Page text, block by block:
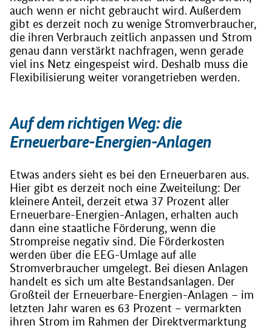
auch wenn er nicht gebraucht wird. Außerdem
gibt es derzeit noch zu wenige Stromverbraucher,
die ihren Verbrauch zeitlich anpassen und Strom
genau dann verstärkt nachfragen, wenn gerade
viel ins Netz eingespeist wird. Deshalb muss die
Flexibilisierung weiter vorangetrieben werden.
Auf dem richtigen Weg: die
Erneuerbare-Energien-Anlagen
Etwas anders sieht es bei den Erneuerbaren aus.
Hier gibt es derzeit noch eine Zweiteilung: Der
kleinere Anteil, derzeit etwa 37 Prozent aller
Erneuerbare-Energien-Anlagen, erhalten auch
dann eine staatliche Förderung, wenn die
Strompreise negativ sind. Die Förderkosten
werden über die EEG-Umlage auf alle
Stromverbraucher umgelegt. Bei diesen Anlagen
handelt es sich um alte Bestandsanlagen. Der
Großteil der Erneuerbare-Energien-Anlagen – im
letzten Jahr waren es 63 Prozent – vermarkten
ihren Strom im Rahmen der Direktvermarktung